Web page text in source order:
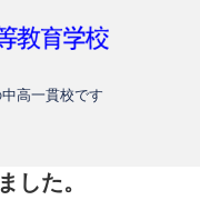
学校
高一貫校です
した。